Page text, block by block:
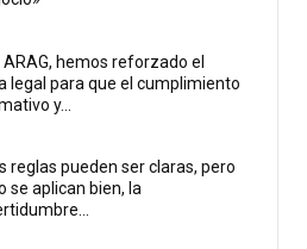
ARAG, hemos reforzado el
legal para que el cumplimiento
y...
reglas pueden ser claras, pero
se aplican bien, la